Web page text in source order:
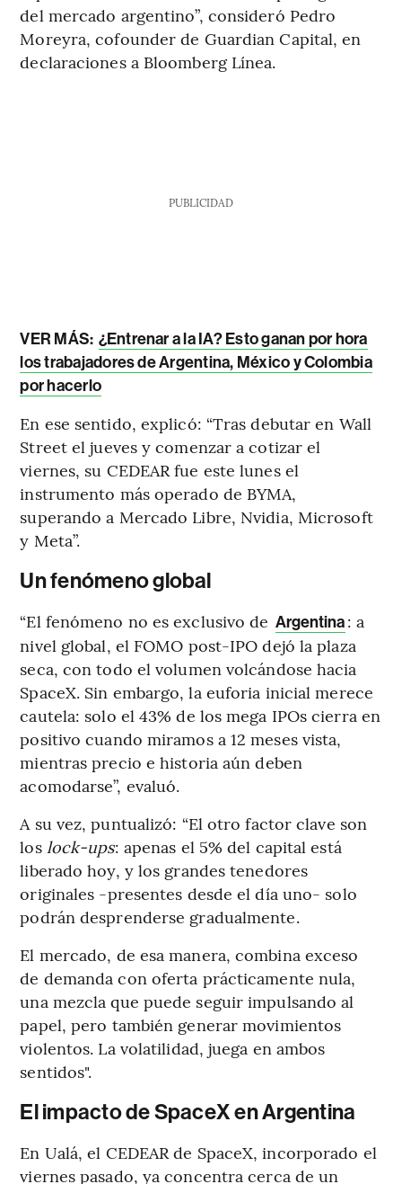
del mercado argentino”, consideró Pedro
Moreyra, cofounder de Guardian Capital, en
declaraciones a Bloomberg Línea.
PUBLICIDAD
VER MÁS: ¿Entrenar a la IA? Esto ganan por hora
los trabajadores de Argentina, México y Colombia
por hacerlo
En ese sentido, explicó: “Tras debutar en Wall
Street el jueves y comenzar a cotizar el
viernes, su CEDEAR fue este lunes el
instrumento más operado de BYMA,
superando a Mercado Libre, Nvidia, Microsoft
y Meta”.
Un fenómeno global
“El fenómeno no es exclusivo de Argentina: a
nivel global, el FOMO post-IPO dejó la plaza
seca, con todo el volumen volcándose hacia
SpaceX. Sin embargo, la euforia inicial merece
cautela: solo el 43% de los mega IPOs cierra en
positivo cuando miramos a 12 meses vista,
mientras precio e historia aún deben
acomodarse”, evaluó.
A su vez, puntualizó: “El otro factor clave son
los lock-ups: apenas el 5% del capital está
liberado hoy, y los grandes tenedores
originales -presentes desde el día uno- solo
podrán desprenderse gradualmente.
El mercado, de esa manera, combina exceso
de demanda con oferta prácticamente nula,
una mezcla que puede seguir impulsando al
papel, pero también generar movimientos
violentos. La volatilidad, juega en ambos
sentidos".
El impacto de SpaceX en Argentina
En Ualá, el CEDEAR de SpaceX, incorporado el
viernes pasado, ya concentra cerca de un